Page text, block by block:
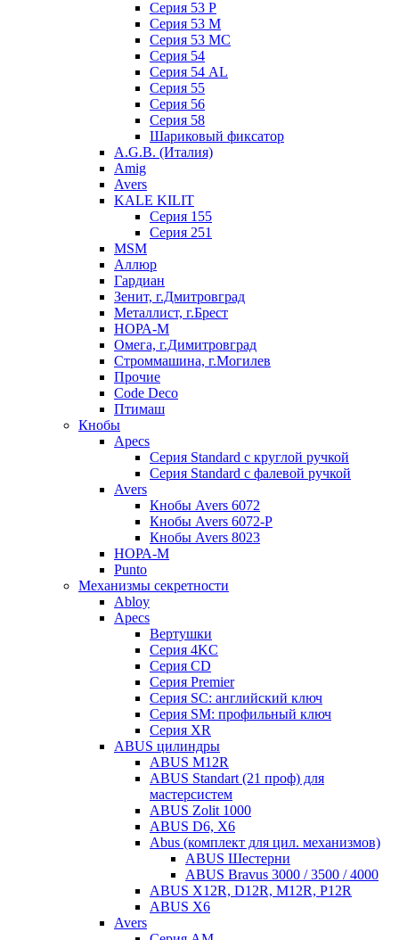
Серия 53 P
Серия 53 М
Серия 53 МC
Серия 54
Серия 54 AL
Серия 55
Серия 56
Серия 58
Шариковый фиксатор
A.G.B. (Италия)
Amig
Avers
KALE KILIT
Серия 155
Серия 251
MSM
Аллюр
Гардиан
Зенит, г.Дмитровград
Металлист, г.Брест
НОРА-М
Омега, г.Димитровград
Строммашина, г.Могилев
Прочие
Code Deco
Птимаш
Кнобы
Apecs
Серия Standard с круглой ручкой
Серия Standard с фалевой ручкой
Avers
Кнобы Avers 6072
Кнобы Avers 6072-P
Кнобы Avers 8023
НОРА-М
Punto
Механизмы секретности
Abloy
Apecs
Вертушки
Серия 4KC
Серия CD
Серия Premier
Серия SC: английский ключ
Серия SM: профильный ключ
Серия XR
ABUS цилиндры
ABUS M12R
ABUS Standart (21 проф) для
мастерсистем
ABUS Zolit 1000
ABUS D6, X6
Abus (комплект для цил. механизмов)
ABUS Шестерни
ABUS Bravus 3000 / 3500 / 4000
ABUS X12R, D12R, M12R, P12R
ABUS X6
Avers